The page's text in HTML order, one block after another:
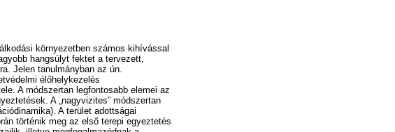
környezetben számos kihívással
hangsúlyt fektet a tervezett,
Jelen tanulmányban az ún.
élőhelykezelés
A módszertan legfontosabb elemei az
A „nagyvizites” módszertan
A terület adottságai
történik meg az első terepi egyeztetés